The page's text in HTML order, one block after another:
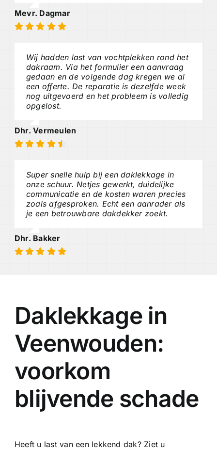
Mevr. Dagmar
Wij hadden last van vochtplekken rond het
dakraam. Via het formulier een aanvraag
gedaan en de volgende dag kregen we al
een offerte. De reparatie is dezelfde week
nog uitgevoerd en het probleem is volledig
opgelost.
Dhr. Vermeulen
Super snelle hulp bij een daklekkage in
onze schuur. Netjes gewerkt, duidelijke
communicatie en de kosten waren precies
zoals afgesproken. Echt een aanrader als
je een betrouwbare dakdekker zoekt.
Dhr. Bakker
Daklekkage in
Veenwouden:
voorkom
blijvende schade
Heeft u last van een lekkend dak? Ziet u